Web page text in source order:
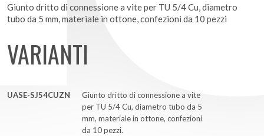
Giunto dritto di connessione a vite per TU 5/4 Cu, diametro
tubo da 5 mm, materiale in ottone, confezioni da 10 pezzi
VARIANTI
UASE-SJ54CUZN
Giunto dritto di connessione a vite
per TU 5/4 Cu, diametro tubo da 5
mm, materiale in ottone, confezioni
da 10 pezzi.